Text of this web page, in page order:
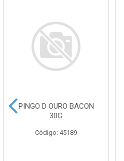
PINGO D OURO BACON
30G
Código: 45189